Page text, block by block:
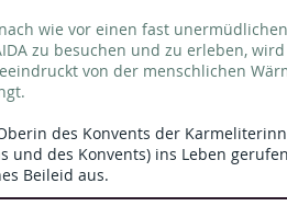
wie vor einen fast
zu besuchen und zu erleben,
von der menschlichen
des Konvents der
und des Konvents) ins Leben
Beileid aus.